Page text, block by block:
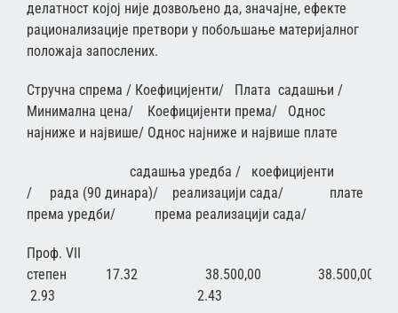
делатност којој није дозвољено да, значајне, ефекте
рационализације претвори у побољшање материјалног
положаја запослених.
Стручна спрема / Коефицијенти/ Плата садашњи /
Минимална цена/ Коефицијенти према/ Однос
најниже и највише/ Однос најниже и највише плате
садашња уредба / коефицијенти
/ рада (90 динара)/ реализацији сада/ плате
према уредби/ према реализацији сада/
Проф. VII
степен 17.32 38.500,00
2.93 2.43